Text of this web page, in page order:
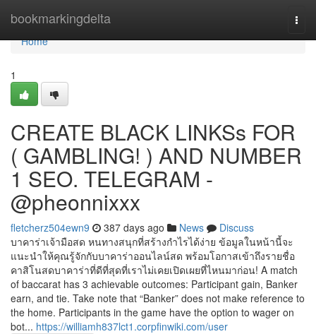
bookmarkingdelta
Home
Home
1
CREATE BLACK LINKSs FOR
( GAMBLING! ) AND NUMBER
1 SEO. TELEGRAM -
@pheonnixxx
fletcherz504ewn9 387 days ago News
Discuss
บาคาร่าเจ้ามือสด หนทางสนุกที่สร้างกำไรได้ง่าย ข้อมูลในหน้านี้จะ
แนะนำให้คุณรู้จักกับบาคาร่าออนไลน์สด พร้อมโอกาสเข้าถึงรายชื่อ
คาสิโนสดบาคาร่าที่ดีที่สุดที่เราไม่เคยเปิดเผยที่ไหนมาก่อน! A match
of baccarat has 3 achievable outcomes: Participant gain, Banker
earn, and tie. Take note that “Banker” does not make reference to
the home. Participants in the game have the option to wager on
bot... https://williamh837lct1.corpfinwiki.com/user